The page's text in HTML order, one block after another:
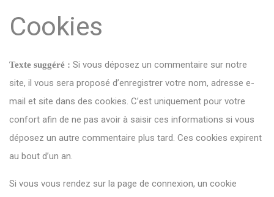
Cookies
Texte suggéré : Si vous déposez un commentaire sur notre
site, il vous sera proposé d’enregistrer votre nom, adresse e-
mail et site dans des cookies. C’est uniquement pour votre
confort afin de ne pas avoir à saisir ces informations si vous
déposez un autre commentaire plus tard. Ces cookies expirent
au bout d’un an.
Si vous vous rendez sur la page de connexion, un cookie